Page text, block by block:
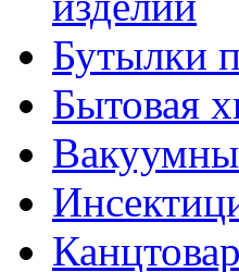
Бутылки
Бытовая